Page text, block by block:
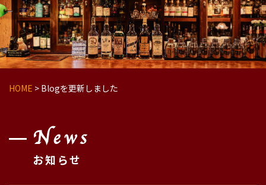
HOME > Blogを更新しました
News
お知らせ